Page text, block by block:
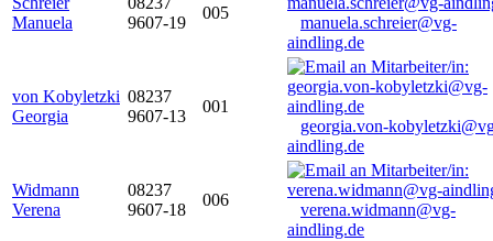
Manuela
9607-19
005
manuela.schreier@vg-
aindling.de
von Kobyletzki
Georgia
08237
9607-13
001
georgia.von-
aindling.de
Widmann
Verena
08237
9607-18
006
verena.widmann@vg-
aindling.de